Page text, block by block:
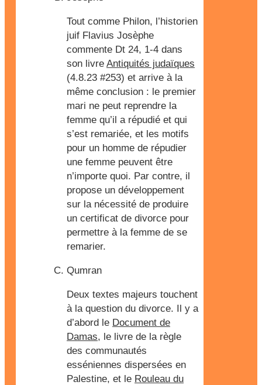
Tout comme Philon, l’historien
juif Flavius Josèphe
commente Dt 24, 1-4 dans
son livre Antiquités judaïques
(4.8.23 #253) et arrive à la
même conclusion : le premier
mari ne peut reprendre la
femme qu’il a répudié et qui
s’est remariée, et les motifs
pour un homme de répudier
une femme peuvent être
n’importe quoi. Par contre, il
propose un développement
sur la nécessité de produire
un certificat de divorce pour
permettre à la femme de se
remarier.
Qumran
Deux textes majeurs touchent
à la question du divorce. Il y a
d’abord le Document de
Damas, le livre de la règle
des communautés
esséniennes dispersées en
Palestine, et le Rouleau du